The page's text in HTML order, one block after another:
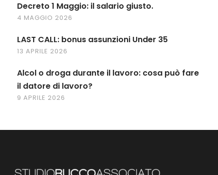
Decreto 1 Maggio: il salario giusto.
4 MAGGIO 2026
LAST CALL: bonus assunzioni Under 35
13 APRILE 2026
Alcol o droga durante il lavoro: cosa può fare
il datore di lavoro?
9 APRILE 2026